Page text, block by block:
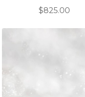
$825.00